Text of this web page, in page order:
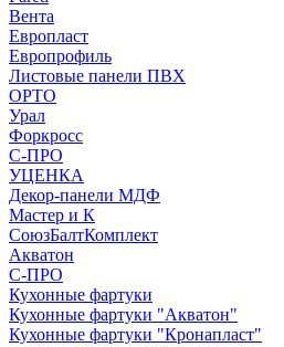
Вента
Европласт
Европрофиль
Листовые панели ПВХ
ОРТО
Урал
Форкросс
С-ПРО
УЦЕНКА
Декор-панели МДФ
Мастер и К
СоюзБалтКомплект
Акватон
С-ПРО
Кухонные фартуки
Кухонные фартуки "Акватон"
Кухонные фартуки "Кронапласт"